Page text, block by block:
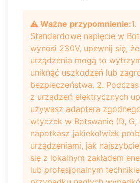
⚠️ Ważne przypomnienie:1.
Standardowe napięcie w
wynosi 230V, upewnij się,
urządzenia mogą to
uniknąć uszkodzeń lub
bezpieczeństwa. 2.
z urządzeń elektrycznych
używasz adaptera
wtyczek w Botswanie (D, G,
napotkasz jakiekolwiek
urządzeniami, jak
się z lokalnym zakładem
lub profesjonalnym